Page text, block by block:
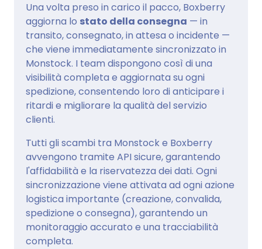
Una volta preso in carico il pacco, Boxberry
aggiorna lo stato della consegna — in
transito, consegnato, in attesa o incidente —
che viene immediatamente sincronizzato in
Monstock. I team dispongono così di una
visibilità completa e aggiornata su ogni
spedizione, consentendo loro di anticipare i
ritardi e migliorare la qualità del servizio
clienti.
Tutti gli scambi tra Monstock e Boxberry
avvengono tramite API sicure, garantendo
l'affidabilità e la riservatezza dei dati. Ogni
sincronizzazione viene attivata ad ogni azione
logistica importante (creazione, convalida,
spedizione o consegna), garantendo un
monitoraggio accurato e una tracciabilità
completa.